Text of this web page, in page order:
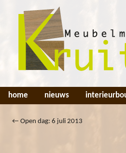
home nieuws
← Open dag: 6 juli 2013